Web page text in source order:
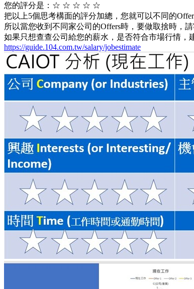
您的評分是：☆ ☆ ☆ ☆ ☆
把以上5個思考構面的評分加總，您就可以不同的
所以當您收到不同家公司的Offers時，要做取捨時，
如果只想查查公司給您的薪水，是否符合市場行情
https://guide.104.com.tw/salary/jobestimate